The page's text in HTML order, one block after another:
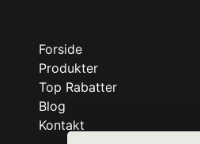
Forside
Produkter
Top Rabatter
Blog
Kontakt